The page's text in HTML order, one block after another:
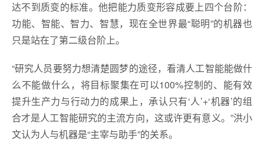
达不到质变的标准。他把能力质变形容成要上四个台阶：
功能、智能、智力、智慧，现在全世界最“聪明”的机器也
只是站在了第二级台阶上。
“研究人员要努力想清楚圆梦的途径，看清人工智能能做什
么不能做什么，将目标聚集在可以100%控制的、能有效
提升生产力与行动力的成果上，承认只有‘人’+‘机器’的组
合才是人工智能研究的主流方向，这或许更有意义。”洪小
文认为人与机器是“主宰与助手”的关系。